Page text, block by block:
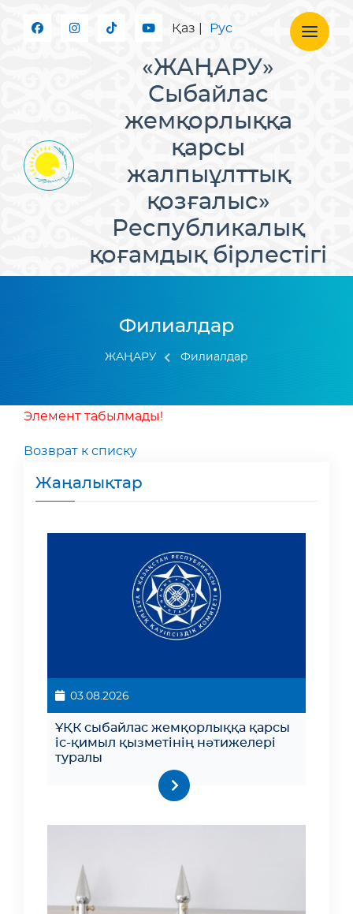
Қаз Рус
«ЖАҢАРУ»
Сыбайлас
жемқорлыққа
қарсы
жалпыұлттық
қозғалыс»
Республикалық
қоғамдық бірлестігі
Филиалдар
ЖАҢАРУ Филиалдар
Жаңалықтар
03.08.2026
ҰҚК сыбайлас жемқорлыққа қарсы
іс-қимыл қызметінің нәтижелері
туралы
Элемент табылмады!
Возврат к списку